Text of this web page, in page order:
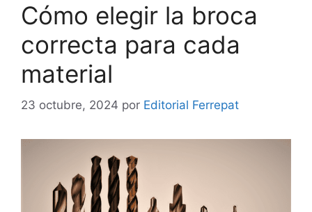
Cómo elegir la broca
correcta para cada
material
23 octubre, 2024 por Editorial Ferrepat